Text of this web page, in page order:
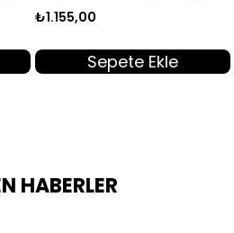
₺1.155,00
Sepete Ekle
HABERLER